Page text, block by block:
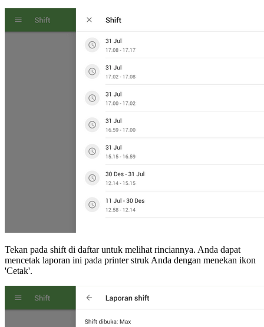
Tekan pada shift di daftar untuk melihat rinciannya. Anda dapat
mencetak laporan ini pada printer struk Anda dengan menekan ikon
'Cetak'.